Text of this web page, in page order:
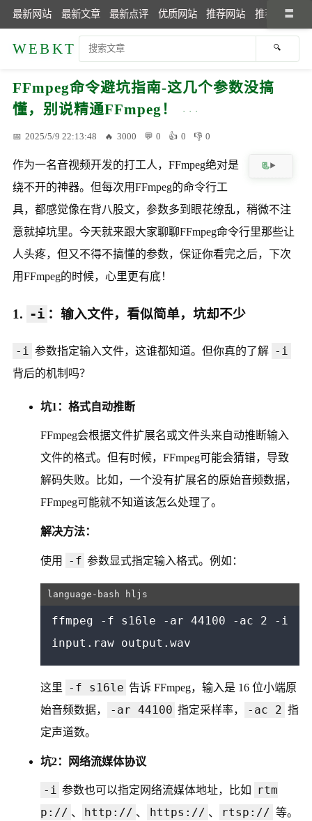
最新网站 最新文章 最新点评 优质网站 推荐网站 推荐文章
WEBKT
FFmpeg命令避坑指南-这几个参数没搞
懂，别说精通FFmpeg！
2025/5/9 22:13:48 3000 0 0 0
作为一名音视频开发的打工人，FFmpeg绝对是
绕不开的神器。但每次用FFmpeg的命令行工
具，都感觉像在背八股文，参数多到眼花缭乱，稍微不注
意就掉坑里。今天就来跟大家聊聊FFmpeg命令行里那些让
人头疼，但又不得不搞懂的参数，保证你看完之后，下次
用FFmpeg的时候，心里更有底！
1. -i ：输入文件，看似简单，坑却不少
-i 参数指定输入文件，这谁都知道。但你真的了解 -i
背后的机制吗？
坑1：格式自动推断
FFmpeg会根据文件扩展名或文件头来自动推断输入
文件的格式。但有时候，FFmpeg可能会猜错，导致
解码失败。比如，一个没有扩展名的原始音频数据，
FFmpeg可能就不知道该怎么处理了。
解决方法：
使用 -f 参数显式指定输入格式。例如：
ffmpeg -f s16le -ar 44100 -ac 2 -i
这里 -f s16le 告诉 FFmpeg，输入是 16 位小端原
始音频数据，
-ar 44100 指定采样率， -ac 2 指
定声道数。
坑2：网络流媒体协议
-i 参数也可以指定网络流媒体地址，比如
rtm
p:// 、 http:// 、 https:// 、 rtsp:// 等。